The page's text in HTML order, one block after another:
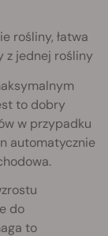
rośliny, łatwa
z jednej rośliny
to dobry
w przypadku
automatycznie
do
to